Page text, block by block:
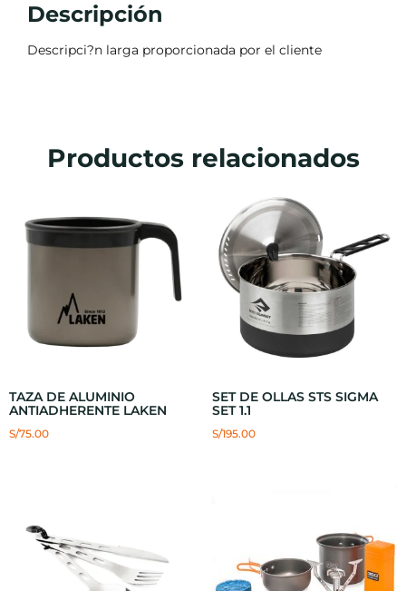
Descripción
Descripci?n larga proporcionada por el cliente
Productos relacionados
TAZA DE ALUMINIO
ANTIADHERENTE LAKEN
S/75.00
SET DE OLLAS STS SIGMA
SET 1.1
S/195.00